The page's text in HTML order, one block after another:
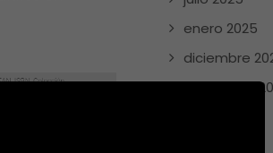
enero 2025
diciembre
noviembre